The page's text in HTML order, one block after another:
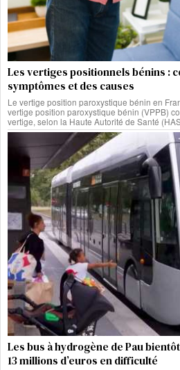
Les vertiges positionnels bénins :
symptômes et des causes
Le vertige position paroxystique bénin en
vertige position paroxystique bénin (VPPB)
vertige, selon la Haute Autorité de Santé
Les bus à hydrogène de Pau
13 millions d’euros en difficulté